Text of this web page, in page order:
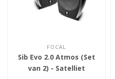
FOCAL
Sib Evo 2.0 Atmos (Set
van 2) - Satelliet